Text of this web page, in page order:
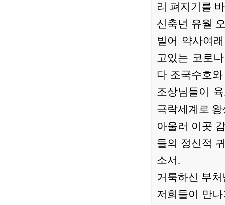
리 펴지기를
신축년 유월
빌어 약사여
고있는 코로
다 조국수호
조상님들이
극락세계로
아울러 이곳
들의 정신적
소서.
거룩하신 부
저희들이 만